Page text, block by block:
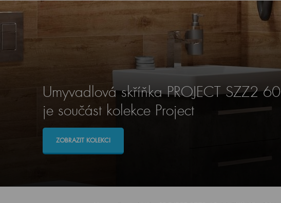
Umyvadlová skříňka PROJECT SZZ2 60
je součást kolekce Project
ZOBRAZIT KOLEKCI